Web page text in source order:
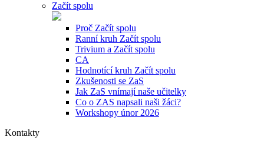
Začít spolu
Proč Začít spolu
Ranní kruh Začít spolu
Trivium a Začít spolu
CA
Hodnotící kruh Začít spolu
Zkušenosti se ZaS
Jak ZaS vnímají naše učitelky
Co o ZAS napsali naši žáci?
Workshopy únor 2026
Kontakty